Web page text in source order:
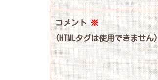
コメント※
(HTMLタグは使用できません)